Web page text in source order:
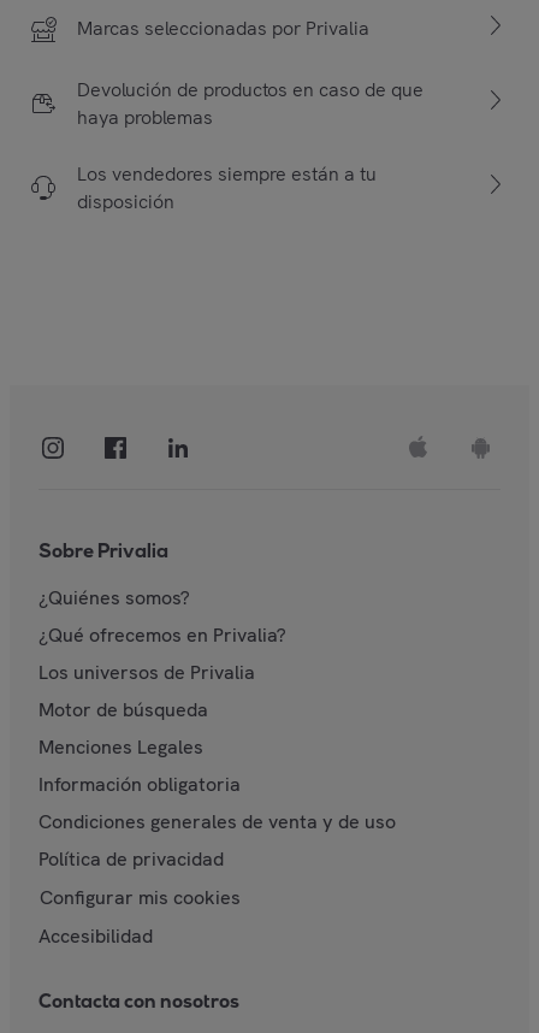
Marcas seleccionadas por Privalia
Devolución de productos en caso de que
haya problemas
Los vendedores siempre están a tu
disposición
Sobre Privalia
¿Quiénes somos?
¿Qué ofrecemos en Privalia?
Los universos de Privalia
Motor de búsqueda
Menciones Legales
Información obligatoria
Condiciones generales de venta y de uso
Política de privacidad
Configurar mis cookies
Accesibilidad
Contacta con nosotros